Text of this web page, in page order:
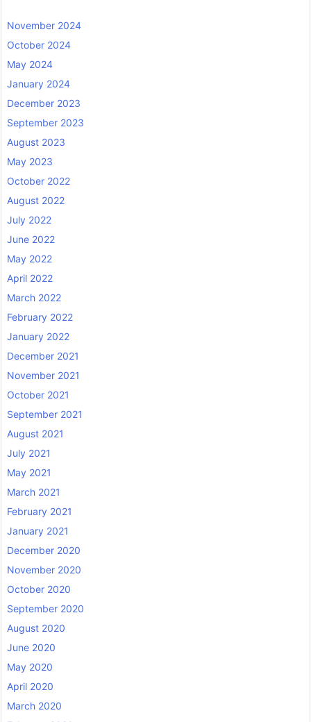
November 2024
October 2024
May 2024
January 2024
December 2023
September 2023
August 2023
May 2023
October 2022
August 2022
July 2022
June 2022
May 2022
April 2022
March 2022
February 2022
January 2022
December 2021
November 2021
October 2021
September 2021
August 2021
July 2021
May 2021
March 2021
February 2021
January 2021
December 2020
November 2020
October 2020
September 2020
August 2020
June 2020
May 2020
April 2020
March 2020